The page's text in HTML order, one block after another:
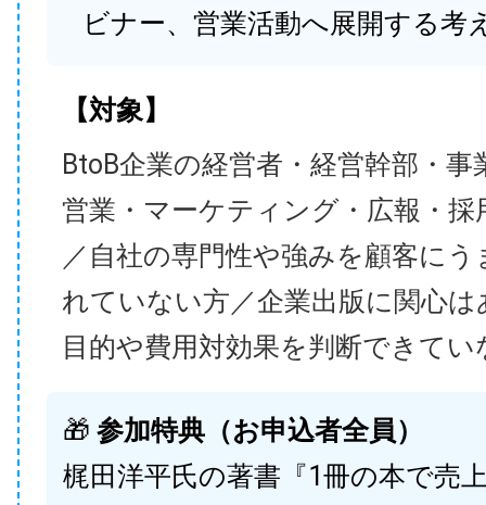
ビナー、営業活動へ展開する考
【対象】
BtoB企業の経営者・経営幹部・事
営業・マーケティング・広報・採
／自社の専門性や強みを顧客に
れていない方／企業出版に関心
目的や費用対効果を判断できてい
🎁 参加特典（お申込者全員）
梶田洋平氏の著書『1冊の本で売